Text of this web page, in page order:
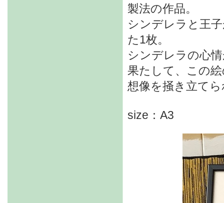
製法の作品。
シンデレラと王
た1枚。
シンデレラの心
果たして、この
想像を掻き立て
size：A3